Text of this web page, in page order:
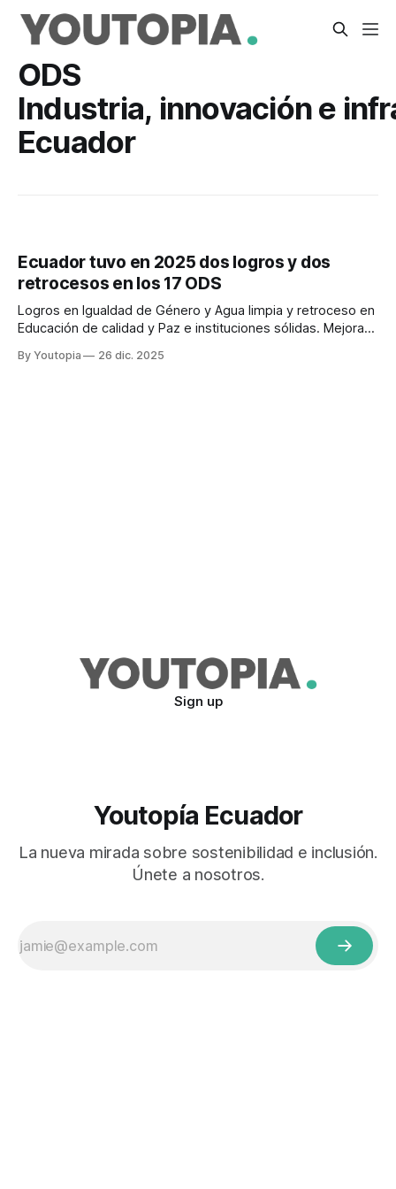
ODS
Industria, innovación e
Ecuador
Ecuador tuvo en 2025 dos logros y dos
retrocesos en los 17 ODS
Logros en Igualdad de Género y Agua limpia y retroceso en
Educación de calidad y Paz e instituciones sólidas. Mejoras
By Youtopia 26 dic. 2025
Sign up
Youtopía Ecuador
La nueva mirada sobre sostenibilidad e inclusión.
Únete a nosotros.